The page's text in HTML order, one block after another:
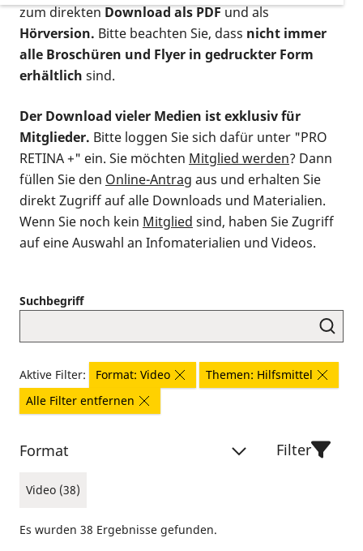
zum direktenDownload als PDFund als
Hörversion. Bitte beachten Sie, dass nicht immer
alle Broschüren und Flyer in gedruckter Form
erhältlich sind.
Der Download vieler Medien ist exklusiv für
Mitglieder. Bitte loggen Sie sich dafür unter "PRO
RETINA +" ein. Sie möchten Mitglied werden? Dann
füllen Sie den Online-Antrag aus und erhalten Sie
direkt Zugriff auf alle Downloads und Materialien.
Wenn Sie noch kein Mitglied sind, haben Sie Zugriff
auf eine Auswahl an Infomaterialien und Videos.
Suchbegriff
Aktive Filter: Format: Video
Themen: Hilfsmittel
Alle Filter entfernen
Format
Video (38)
Filter
Es wurden 38 Ergebnisse gefunden.